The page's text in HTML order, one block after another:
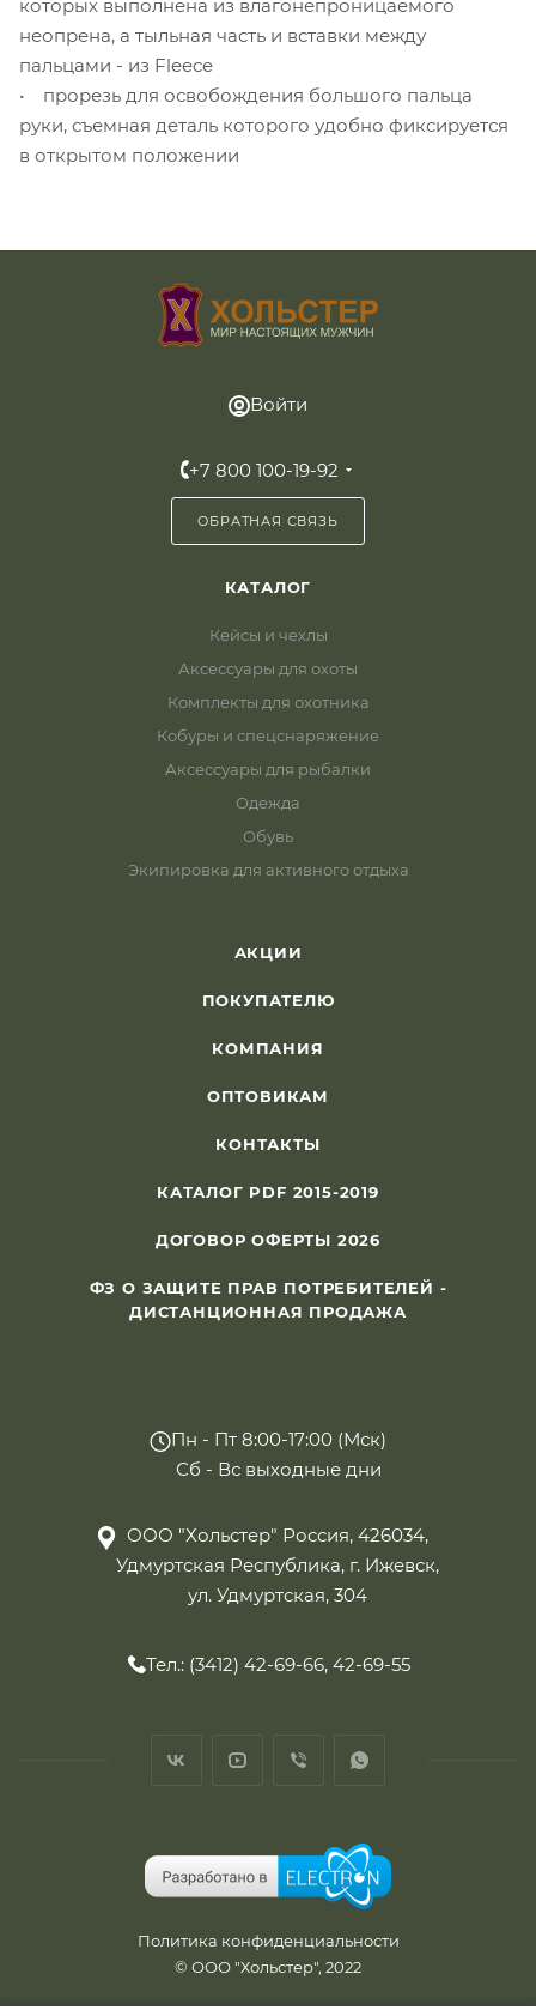
которых выполнена из влагонепроницаемого
неопрена, а тыльная часть и вставки между
пальцами - из Fleece
• прорезь для освобождения большого пальца
руки, съемная деталь которого удобно фиксируется
в открытом положении
Войти
+7 800 100-19-92
ОБРАТНАЯ СВЯЗЬ
КАТАЛОГ
Кейсы и чехлы
Аксессуары для охоты
Комплекты для охотника
Кобуры и спецснаряжение
Аксессуары для рыбалки
Одежда
Обувь
Экипировка для активного отдыха
АКЦИИ
ПОКУПАТЕЛЮ
КОМПАНИЯ
ОПТОВИКАМ
КОНТАКТЫ
КАТАЛОГ PDF 2015-2019
ДОГОВОР ОФЕРТЫ 2026
ФЗ О ЗАЩИТЕ ПРАВ ПОТРЕБИТЕЛЕЙ -
ДИСТАНЦИОННАЯ ПРОДАЖА
Пн - Пт 8:00-17:00 (Мск)
Сб - Вс выходные дни
ООО "Хольстер" Россия, 426034,
Удмуртская Республика, г. Ижевск,
ул. Удмуртская, 304
Тел.: (3412) 42-69-66, 42-69-55
Политика конфиденциальности
© ООО "Хольстер", 2022